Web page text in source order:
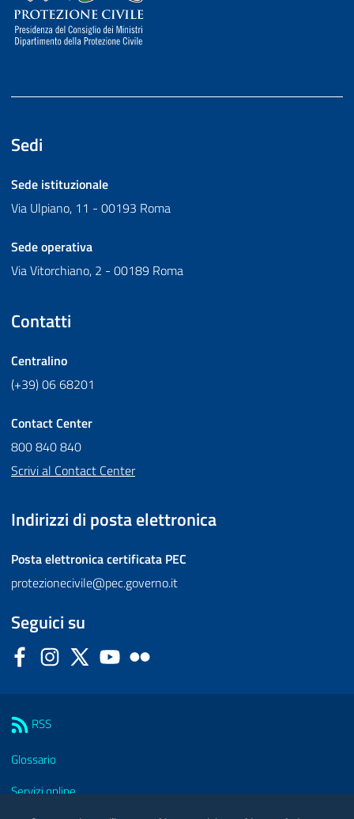
Sedi
Sede istituzionale
Via Ulpiano, 11 - 00193 Roma
Sede operativa
Via Vitorchiano, 2 - 00189 Roma
Contatti
Centralino
(+39) 06 68201
Contact Center
800 840 840
Scrivi al Contact Center
Indirizzi di posta elettronica
Posta elettronica certificata PEC
protezionecivile@pec.governo.it
Seguici su
FacebookInstagram
Twitter YouTube
RSS
Glossario
Servizi online